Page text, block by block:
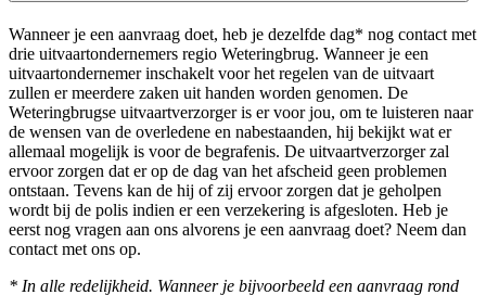
Wanneer je een aanvraag doet, heb je dezelfde dag* nog contact met
drie uitvaartondernemers regio Weteringbrug. Wanneer je een
uitvaartondernemer inschakelt voor het regelen van de uitvaart
zullen er meerdere zaken uit handen worden genomen. De
Weteringbrugse uitvaartverzorger is er voor jou, om te luisteren naar
de wensen van de overledene en nabestaanden, hij bekijkt wat er
allemaal mogelijk is voor de begrafenis. De uitvaartverzorger zal
ervoor zorgen dat er op de dag van het afscheid geen problemen
ontstaan. Tevens kan de hij of zij ervoor zorgen dat je geholpen
wordt bij de polis indien er een verzekering is afgesloten. Heb je
eerst nog vragen aan ons alvorens je een aanvraag doet? Neem dan
contact met ons op.
* In alle redelijkheid. Wanneer je bijvoorbeeld een aanvraag rond